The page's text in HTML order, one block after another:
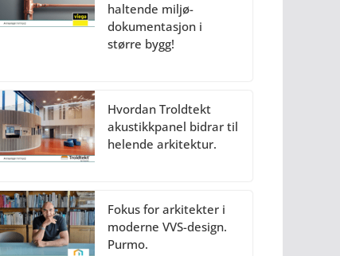
haltende miljø-
dokumentasjon i
større bygg!
Hvordan Troldtekt
akustikkpanel bidrar til
helende arkitektur.
Fokus for arkitekter i
moderne VVS-design.
Purmo.